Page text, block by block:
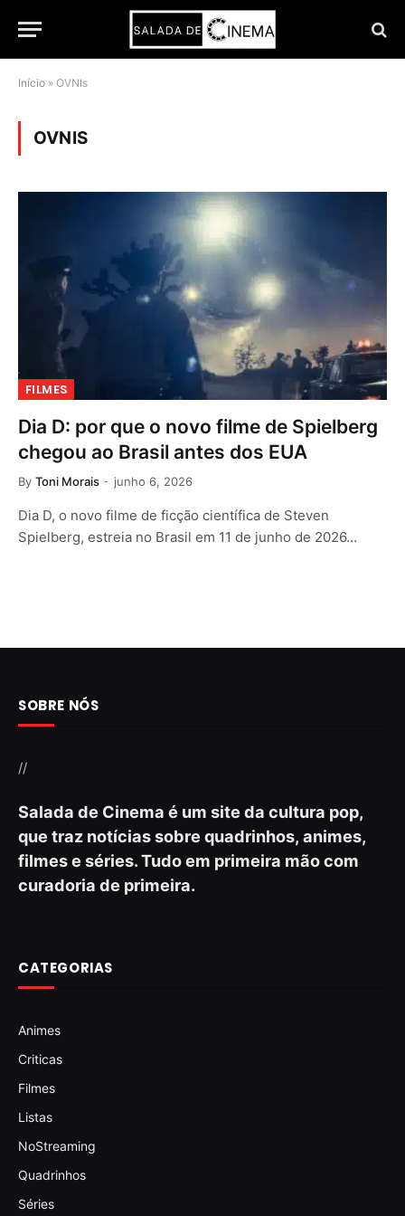
Início » OVNIs
OVNIS
FILMES
Dia D: por que o novo filme de Spielberg
chegou ao Brasil antes dos EUA
By Toni Morais junho 6, 2026
Dia D, o novo filme de ficção científica de Steven
Spielberg, estreia no Brasil em 11 de junho de 2026…
SOBRE NÓS
//
Salada de Cinema é um site da cultura pop,
que traz notícias sobre quadrinhos, animes,
filmes e séries. Tudo em primeira mão com
curadoria de primeira.
CATEGORIAS
Animes
Criticas
Filmes
Listas
NoStreaming
Quadrinhos
Séries